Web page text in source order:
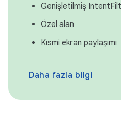
Genişletilmiş
Özel alan
Kısmi ekran paylaşımı
Daha fazla bilgi